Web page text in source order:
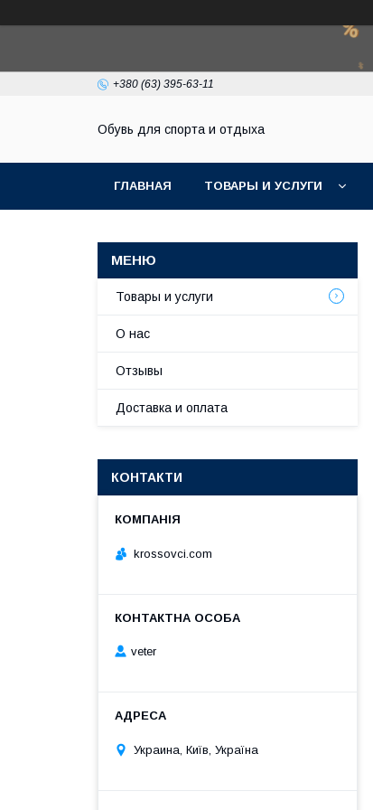
+380 (63) 395-63-11
Обувь для спорта и отдыха
ГЛАВНАЯ ТОВАРЫ И УСЛУГИ
Товары и услуги
О нас
Отзывы
Доставка и оплата
КОНТАКТИ
krossovci.com
veter
Украина, Київ, Україна